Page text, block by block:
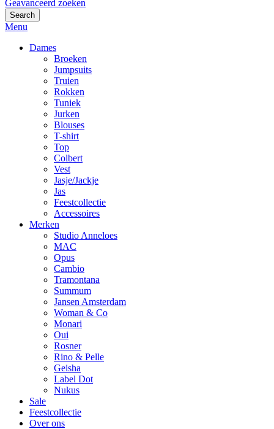
Geavanceerd zoeken
Search
Menu
Dames
Broeken
Jumpsuits
Truien
Rokken
Tuniek
Jurken
Blouses
T-shirt
Top
Colbert
Vest
Jasje/Jackje
Jas
Feestcollectie
Accessoires
Merken
Studio Anneloes
MAC
Opus
Cambio
Tramontana
Summum
Jansen Amsterdam
Woman & Co
Monari
Oui
Rosner
Rino & Pelle
Geisha
Label Dot
Nukus
Sale
Feestcollectie
Over ons